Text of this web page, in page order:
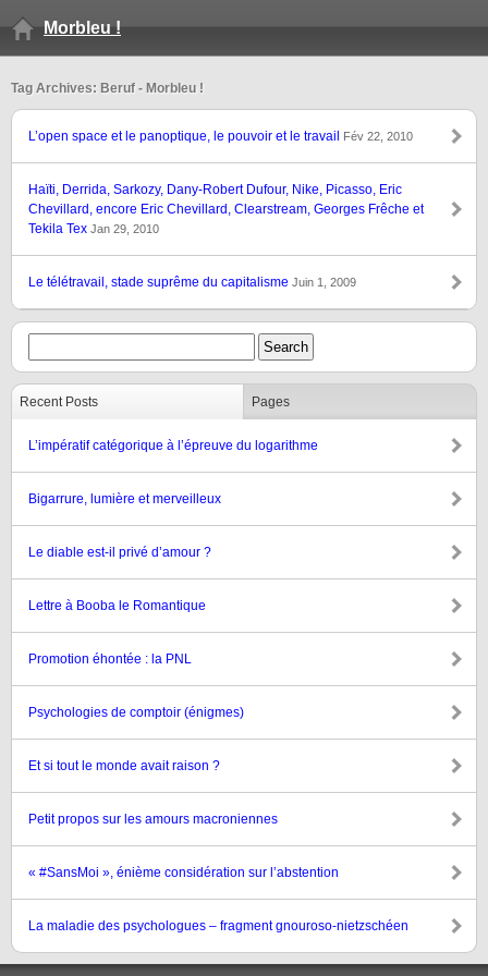
Morbleu !
Tag Archives: Beruf - Morbleu !
L’open space et le panoptique, le pouvoir et le travail Fév 22, 2010
Haïti, Derrida, Sarkozy, Dany-Robert Dufour, Nike, Picasso, Eric
Chevillard, encore Eric Chevillard, Clearstream, Georges Frêche et
Tekila Tex Jan 29, 2010
Le télétravail, stade suprême du capitalisme Juin 1, 2009
Recent Posts Pages
L’impératif catégorique à l’épreuve du logarithme
Bigarrure, lumière et merveilleux
Le diable est-il privé d’amour ?
Lettre à Booba le Romantique
Promotion éhontée : la PNL
Psychologies de comptoir (énigmes)
Et si tout le monde avait raison ?
Petit propos sur les amours macroniennes
« #SansMoi », énième considération sur l’abstention
La maladie des psychologues – fragment gnouroso-nietzschéen